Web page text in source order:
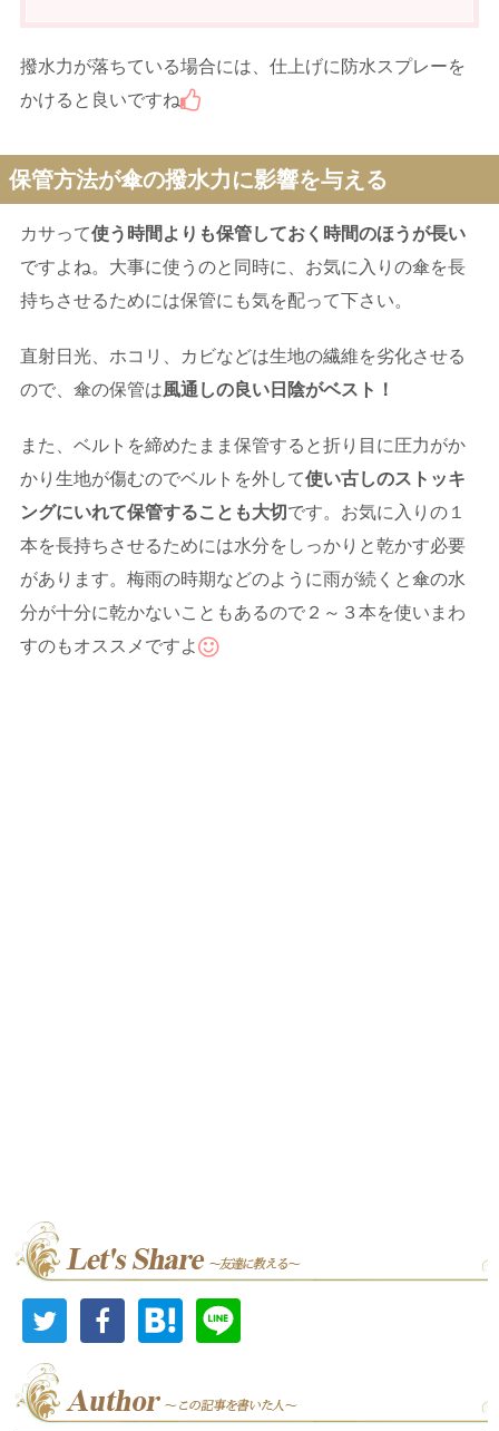
撥水力が落ちている場合には、仕上げに防水スプレーを
かけると良いですね
保管方法が傘の撥水力に影響を与える
カサって使う時間よりも保管しておく時間のほうが長い
ですよね。大事に使うのと同時に、お気に入りの傘を長
持ちさせるためには保管にも気を配って下さい。
直射日光、ホコリ、カビなどは生地の繊維を劣化させる
ので、傘の保管は風通しの良い日陰がベスト！
また、ベルトを締めたまま保管すると折り目に圧力がか
かり生地が傷むのでベルトを外して使い古しのストッキ
ングにいれて保管することも大切 です。お気に入りの１
本を長持ちさせるためには水分をしっかりと乾かす必要
があります。梅雨の時期などのように雨が続くと傘の水
分が十分に乾かないこともあるので２～３本を使いまわ
すのもオススメですよ